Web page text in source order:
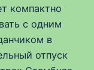
компактно
с одним
в
отпуск